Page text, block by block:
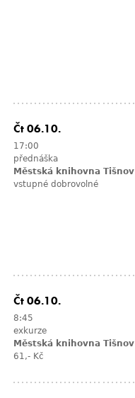
Čt 06.10.
17:00
přednáška
Městská knihovna Tišnov
vstupné dobrovolné
Čt 06.10.
8:45
exkurze
Městská knihovna Tišnov
61,- Kč